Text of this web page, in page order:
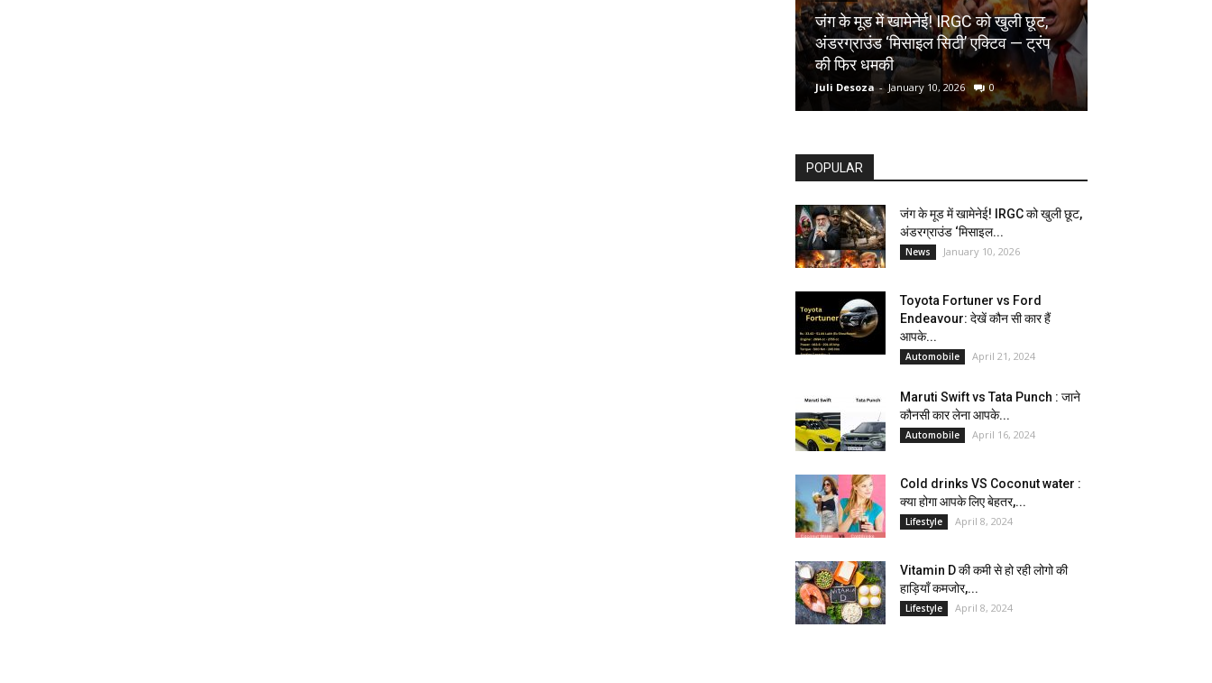
जंग के मूड में खामेनेई! IRGC को खुली छूट,
अंडरग्राउंड ‘मिसाइल सिटी’ एक्टिव — ट्रंप
की फिर धमकी
Juli Desoza - January 10, 2026 0
POPULAR
जंग के मूड में खामेनेई! IRGC को खुली छूट,
अंडरग्राउंड ‘मिसाइल...
News January 10, 2026
Toyota Fortuner vs Ford
Endeavour: देखें कौन सी कार हैं
आपके...
Automobile April 21, 2024
Maruti Swift vs Tata Punch : जाने
कौनसी कार लेना आपके...
Automobile April 16, 2024
Cold drinks VS Coconut water :
क्या होगा आपके लिए बेहतर,...
Lifestyle April 8, 2024
Vitamin D की कमी से हो रही लोगो की
हाड़ियाँ कमजोर,...
Lifestyle April 8, 2024